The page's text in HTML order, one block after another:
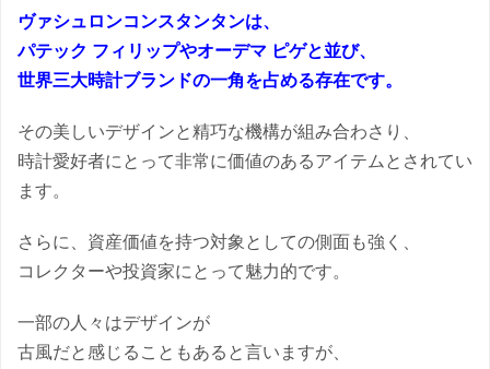
ヴァシュロンコンスタンタンは、
パテック フィリップやオーデマ ピゲと並び、
世界三大時計ブランドの一角を占める存在です。
その美しいデザインと精巧な機構が組み合わさり、
時計愛好者にとって非常に価値のあるアイテムとされてい
ます。
さらに、資産価値を持つ対象としての側面も強く、
コレクターや投資家にとって魅力的です。
一部の人々はデザインが
古風だと感じることもあると言いますが、